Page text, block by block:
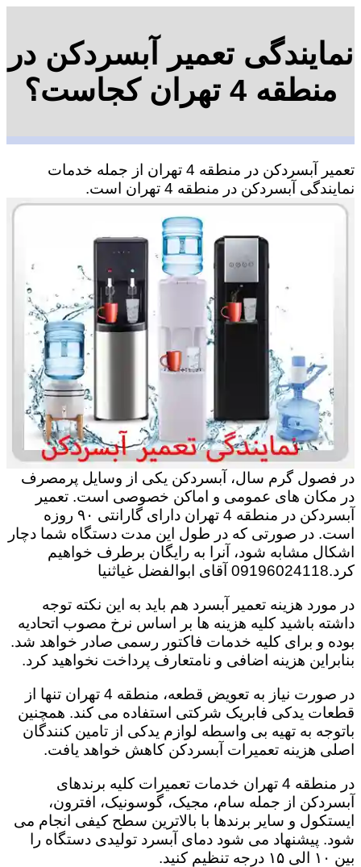
نمایندگی تعمیر آبسردکن در
منطقه 4 تهران کجاست؟
تعمیر آبسردکن در منطقه 4 تهران از جمله خدمات
نمایندگی آبسردکن در منطقه 4 تهران است.
در فصول گرم سال، آبسردکن یکی از وسایل پرمصرف
در مکان های عمومی و اماکن خصوصی است. تعمیر
آبسردکن در منطقه 4 تهران دارای گارانتی ۹۰ روزه
است. در صورتی که در طول این مدت دستگاه شما دچار
اشکال مشابه شود، آنرا به رایگان برطرف خواهیم
کرد.09196024118 آقای ابوالفضل غیاثنیا
در مورد هزینه تعمیر آبسرد هم باید به این نکته توجه
داشته باشید کلیه هزینه ها بر اساس نرخ مصوب اتحادیه
بوده و برای کلیه خدمات فاکتور رسمی صادر خواهد شد.
بنابراین هزینه اضافی و نامتعارف پرداخت نخواهید کرد.
در صورت نیاز به تعویض قطعه، منطقه 4 تهران تنها از
قطعات یدکی فابریک شرکتی استفاده می کند. همچنین
باتوجه به تهیه بی واسطه لوازم یدکی از تامین کنندگان
اصلی هزینه تعمیرات آبسردکن کاهش خواهد یافت.
در منطقه 4 تهران خدمات تعمیرات کلیه برندهای
آبسردکن از جمله سام، مجیک، گوسونیک، افترون،
ایستکول و سایر برندها با بالاترین سطح کیفی انجام می
شود. پیشنهاد می شود دمای آبسرد تولیدی دستگاه را
بین ۱۰ الی ۱۵ درجه تنظیم کنید.